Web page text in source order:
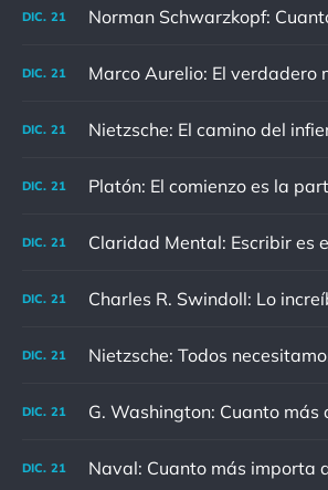
DIC. 21
DIC. 21
DIC. 21
DIC. 21
DIC. 21
DIC. 21
DIC. 21
DIC. 21
DIC. 21